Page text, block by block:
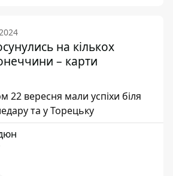
на кількох
– карти
22 вересня мали успіхи біля
та у Торецьку